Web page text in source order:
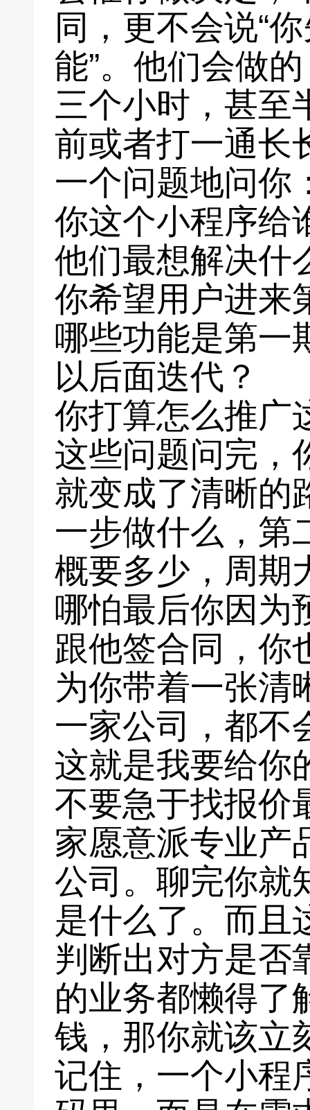
同，更不会说“
能”。他们会做
三个小时，甚至
前或者打一通长
一个问题地问你
你这个小程序给
他们最想解决什
你希望用户进来
哪些功能是第一
以后面迭代？
你打算怎么推广
这些问题问完，
就变成了清晰的
一步做什么，第
概要多少，周期
哪怕最后你因为
跟他签合同，你
为你带着一张清
一家公司，都不
这就是我要给你
不要急于找报价
家愿意派专业产
公司。聊完你就
是什么了。而且
判断出对方是
的业务都懒得了
钱，那你就该立
记住，一个小程